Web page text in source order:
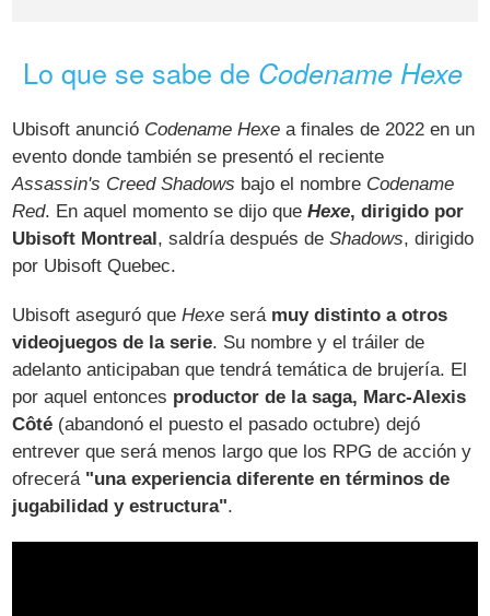
Lo que se sabe de Codename Hexe
Ubisoft anunció Codename Hexe a finales de 2022 en un
evento donde también se presentó el reciente
Assassin's Creed Shadows bajo el nombre Codename
Red. En aquel momento se dijo queHexe, dirigido por
Ubisoft Montreal, saldría después deShadows, dirigido
por Ubisoft Quebec.
Ubisoft aseguró queHexe será muy distinto a otros
videojuegos de la serie. Su nombre y el tráiler de
adelanto anticipaban que tendrá temática de brujería. El
por aquel entonces productor de la saga, Marc-Alexis
Côté (abandonó el puesto el pasado octubre) dejó
entrever que será menos largo que los RPG de acción y
ofrecerá "una experiencia diferente en términos de
jugabilidad y estructura".